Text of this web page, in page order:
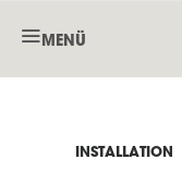
MENÜ
INSTALLATION